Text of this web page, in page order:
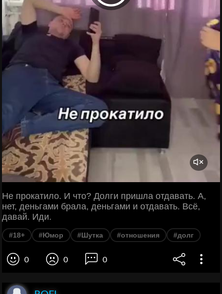
Не прокатило. И что? Долги пришла отдавать. А,
нет, деньгами брала, деньгами и отдавать. Всё,
давай. Иди.
#18+ #Юмор #Шутка #отношения #долг
0 0 0